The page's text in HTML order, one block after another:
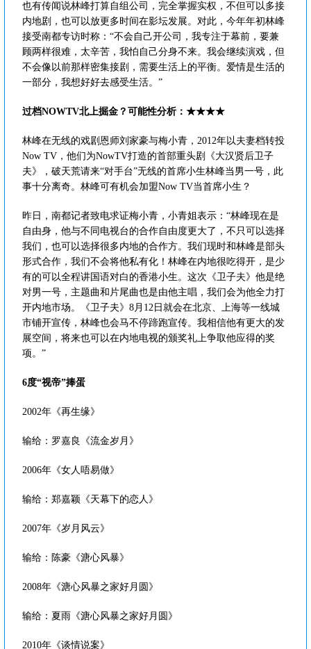
也有传闻说林峰打算自组公司，完全掌握实权，不但可以多接
内地剧，也可以放更多时间在影坛发展。对此，今年年初林峰
接受南都专访时称：“不会自己开公司，我专注于幕前，要兼
顾两样很难，太辛苦，我怕自己分身不来。我会继续演戏，但
不会像以前那样密集接剧，需要生活上的平衡。爱情是生活的
一部分，我想好好去感受生活。”
过档NOWTV北上掘金？可能性分析：★★★★
林峰在无线的戏剧恩师刘家豪与梅小青，2012年以夫妻档转投
Now TV，他们为NowTV打造的首部重头剧《大汉贤后卫子
夫》，破天荒请来“对手台”无线的首席小生林峰当男一号，此
事十分离奇。林峰可有机会加盟Now TV当首席小生？
昨日，南都记者致电求证梅小青，小青姐表示：“林峰现在是
自由身，他与不同电视台的合作自由度更大了，不只可以选择
我们，也可以选择很多内地的合作方。我们现时和林峰是部头
形式合作，我们不会将他私有化！林峰在内地很吃得开，是少
有的可以全程讲国语对白的香港小生。这次《卫子夫》他是绝
对男一号，主题曲和片尾曲也是由他主唱，我们会为他全力打
开内地市场。《卫子夫》8月12日就会在北京、上海等一线城
市铺开宣传，林峰也会马不停蹄跑宣传。我相信他有更大的发
展空间，将来也可以在内地电视的颁奖礼上争取他应得的奖
项。”
6度“视帝”捧蛋
2002年《再生缘》
输给：罗嘉良《流金岁月》
2006年《女人唔易做》
输给：郑嘉颖《天幕下的恋人》
2007年《岁月风云》
输给：陈豪《溏心风暴》
2008年《溏心风暴之家好月圆》
输给：夏雨《溏心风暴之家好月圆》
2010年《谈情说案》